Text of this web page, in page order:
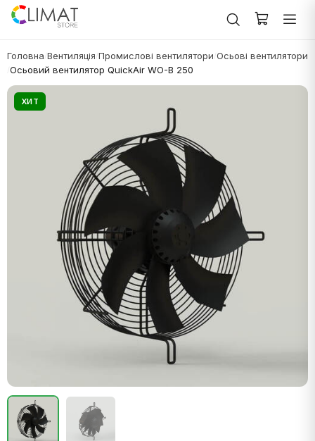
Головна Вентиляція Промислові вентилятори Осьові вентилятори
Осьовий вентилятор QuickAir WO-B 250
ХИТ